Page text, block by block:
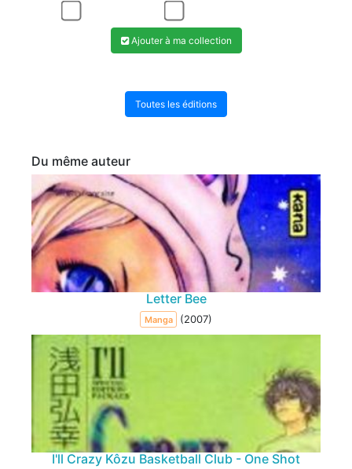
Ajouter à ma collection
Toutes les éditions
Du même auteur
Letter Bee
Manga (2007)
I'll Crazy Kôzu Basketball Club - One Shot